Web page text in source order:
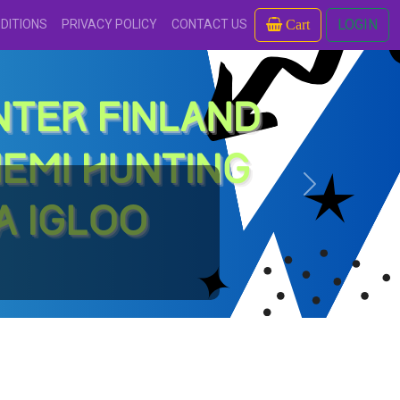
PRIVACY POLICY CONTACT US Cart LOGIN